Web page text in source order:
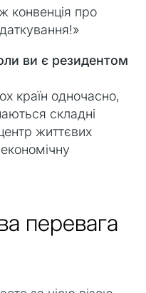
конвенція про
ви є резидентом
країн одночасно,
складні
життєвих
економічну
перевага